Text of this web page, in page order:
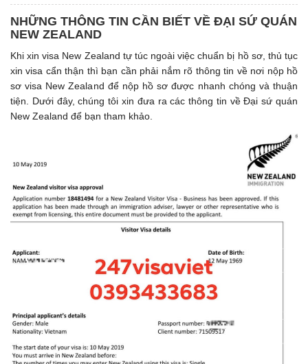
NHỮNG THÔNG TIN CẦN BIẾT VỀ ĐẠI SỨ QUÁN
NEW ZEALAND
Khi xin visa New Zealand tự túc ngoài việc chuẩn bị hồ sơ, thủ tục
xin visa cẩn thận thì bạn cần phải nắm rõ thông tin về nơi nộp hồ
sơ visa New Zealand để nộp hồ sơ được nhanh chóng và thuận
tiện. Dưới đây, chúng tôi xin đưa ra các thông tin về Đại sứ quán
New Zealand để bạn tham khảo.